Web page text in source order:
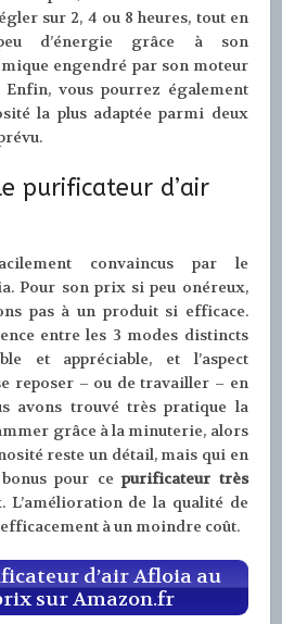
sur 2, 4 ou 8 heures, tout en
d’énergie grâce à son
engendré par son moteur
Enfin, vous pourrez également
la plus adaptée parmi deux
purificateur d’air
convaincus par le
Pour son prix si peu onéreux,
pas à un produit si efficace.
entre les 3 modes distincts
et appréciable, et l’aspect
reposer – ou de travailler – en
avons trouvé très pratique la
grâce à la minuterie, alors
reste un détail, mais qui en
pour cepurificateur très
L’amélioration de la qualité de
à un moindre coût.
d’air Afloia au
sur Amazon.fr